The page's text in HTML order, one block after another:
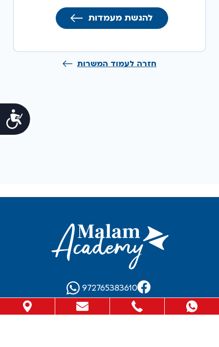
להגשת מעמדות
חזרה לעמוד המשרות
972765383610
info@malam-academy.co.il